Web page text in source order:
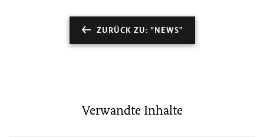
ZURÜCK ZU: "NEWS"
Verwandte Inhalte